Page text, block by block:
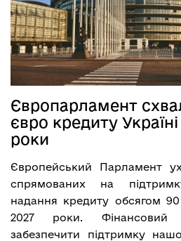
Європарламент
євро кредиту
роки
Європейський Парламент
спрямованих на
надання кредиту обсягом
2027 роки. Фінансовий
забезпечити підтримку